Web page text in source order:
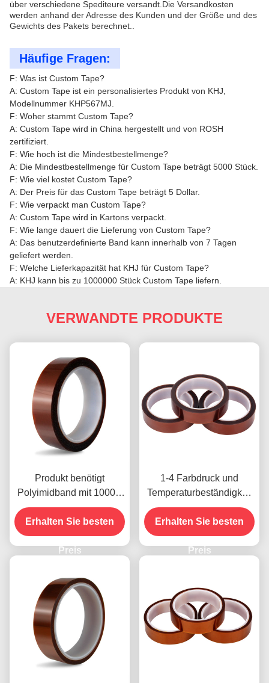
über verschiedene Spediteure versandt.Die Versandkosten
werden anhand der Adresse des Kunden und der Größe und des
Gewichts des Pakets berechnet..
Häufige Fragen:
F: Was ist Custom Tape?
A: Custom Tape ist ein personalisiertes Produkt von KHJ,
Modellnummer KHP567MJ.
F: Woher stammt Custom Tape?
A: Custom Tape wird in China hergestellt und von ROSH
zertifiziert.
F: Wie hoch ist die Mindestbestellmenge?
A: Die Mindestbestellmenge für Custom Tape beträgt 5000 Stück.
F: Wie viel kostet Custom Tape?
A: Der Preis für das Custom Tape beträgt 5 Dollar.
F: Wie verpackt man Custom Tape?
A: Custom Tape wird in Kartons verpackt.
F: Wie lange dauert die Lieferung von Custom Tape?
A: Das benutzerdefinierte Band kann innerhalb von 7 Tagen
geliefert werden.
F: Welche Lieferkapazität hat KHJ für Custom Tape?
A: KHJ kann bis zu 1000000 Stück Custom Tape liefern.
VERWANDTE PRODUKTE
Produkt benötigt
Polyimidband mit 1000V
Spannungsfestigkeit
Erhalten Sie besten
Preis
1-4 Farbdruck und
Temperaturbeständigkeit
-10C-80C
Zahlungsmethode mit
Kreditkarte für frühere
Modelle
Erhalten Sie besten
Preis